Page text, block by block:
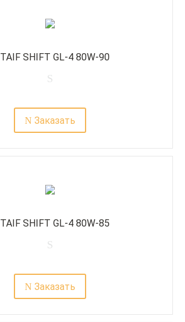
TAIF SHIFT GL-4 80W-90
Заказать
TAIF SHIFT GL-4 80W-85
Заказать